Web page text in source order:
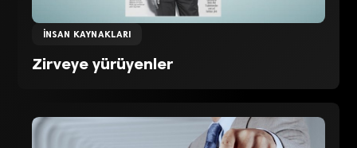
İNSAN KAYNAKLARI
Zirveye yürüyenler